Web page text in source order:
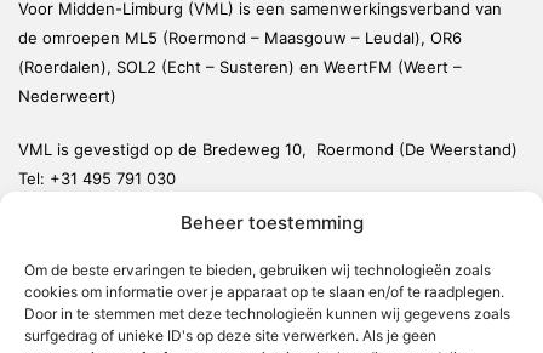
Beheer toestemming
Om de beste ervaringen te bieden, gebruiken wij technologieën zoals
cookies om informatie over je apparaat op te slaan en/of te raadplegen.
Door in te stemmen met deze technologieën kunnen wij gegevens zoals
surfgedrag of unieke ID's op deze site verwerken. Als je geen
Voor Midden-Limburg (VML) is een samenwerkingsverband van
de omroepen ML5 (Roermond – Maasgouw – Leudal), OR6
(Roerdalen), SOL2 (Echt – Susteren) en WeertFM (Weert –
Nederweert)
VML is gevestigd op de Bredeweg 10, Roermond (De Weerstand)
Tel: +31 495 791 030
Weert
Nederweert
Leudal